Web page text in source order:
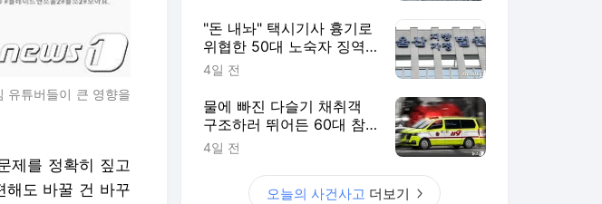
유튜버들이 큰 영향을
제를 정확히 짚고
해도 바꿀 건 바꾸
"돈 내놔" 택시기사 흉기로
위협한 50대 노숙자 징역
2년
4일 전
물에 빠진 다슬기 채취객
구조하러 뛰어든 60대 참
변…익수자는 회복
4일 전
오늘의 사건사고 더보기